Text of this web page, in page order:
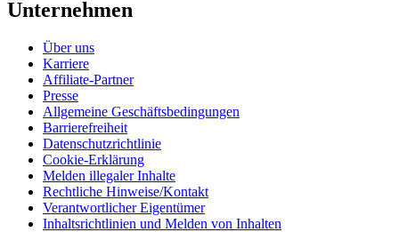
Unternehmen
Über uns
Karriere
Affiliate-Partner
Presse
Allgemeine Geschäftsbedingungen
Barrierefreiheit
Datenschutzrichtlinie
Cookie-Erklärung
Melden illegaler Inhalte
Rechtliche Hinweise/Kontakt
Verantwortlicher Eigentümer
Inhaltsrichtlinien und Melden von Inhalten